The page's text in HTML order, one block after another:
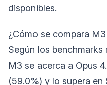
disponibles.
¿Cómo se compara
Según los
M3 se acerca a Opus
(59.0%) y lo supera en